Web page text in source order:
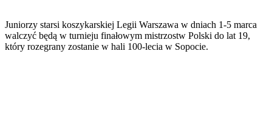
Juniorzy starsi koszykarskiej Legii Warszawa w dniach 1-5 marca
walczyć będą w turnieju finałowym mistrzostw Polski do lat 19,
który rozegrany zostanie w hali 100-lecia w Sopocie.